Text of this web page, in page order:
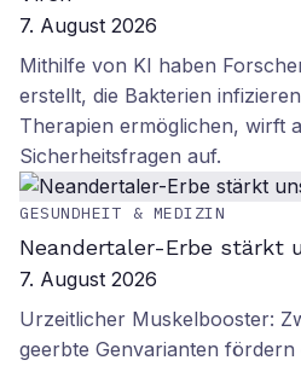
7. August 2026
Mithilfe von KI haben
erstellt, die Bakterien
Therapien ermöglichen, wirft
Sicherheitsfragen auf.
GESUNDHEIT & MEDIZIN
Neandertaler-Erbe stärkt
7. August 2026
Urzeitlicher Muskelbooster:
geerbte Genvarianten